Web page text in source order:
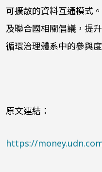
可擴散的資料互通模式
及聯合國相關倡議，提
循環治理體系中的參與
原文連結：
https://